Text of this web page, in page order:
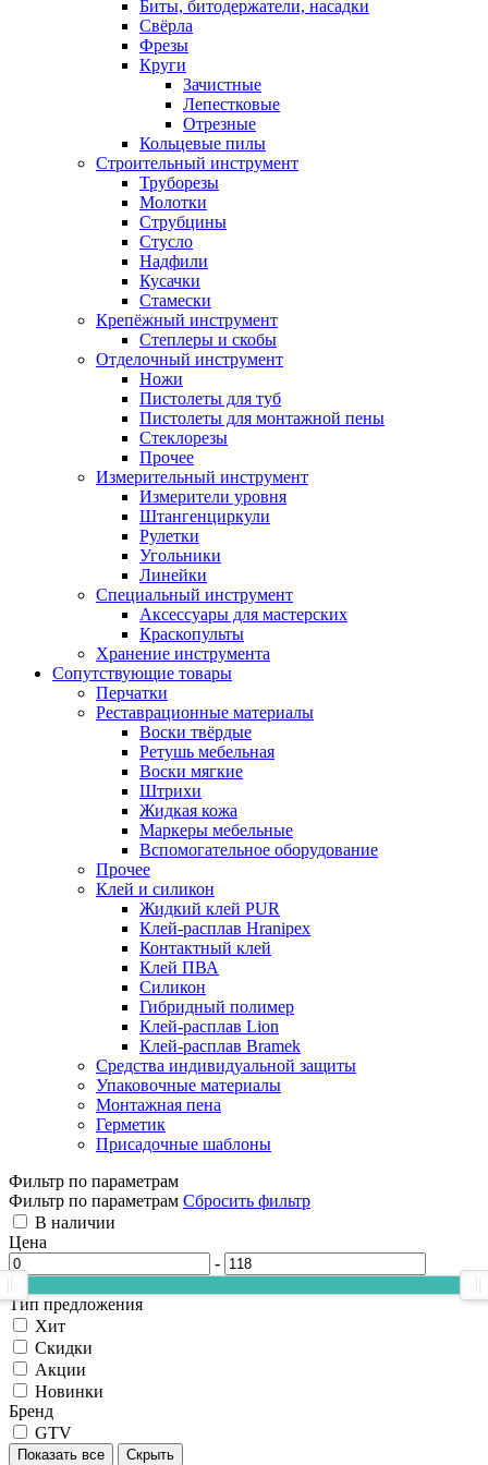
Биты, битодержатели, насадки
Свёрла
Фрезы
Круги
Зачистные
Лепестковые
Отрезные
Кольцевые пилы
Строительный инструмент
Труборезы
Молотки
Струбцины
Стусло
Надфили
Кусачки
Стамески
Крепёжный инструмент
Степлеры и скобы
Отделочный инструмент
Ножи
Пистолеты для туб
Пистолеты для монтажной пены
Стеклорезы
Прочее
Измерительный инструмент
Измерители уровня
Штангенциркули
Рулетки
Угольники
Линейки
Специальный инструмент
Аксессуары для мастерских
Краскопульты
Хранение инструмента
Сопутствующие товары
Перчатки
Реставрационные материалы
Воски твёрдые
Ретушь мебельная
Воски мягкие
Штрихи
Жидкая кожа
Маркеры мебельные
Вспомогательное оборудование
Прочее
Клей и силикон
Жидкий клей PUR
Клей-расплав Hranipex
Контактный клей
Клей ПВА
Силикон
Гибридный полимер
Клей-расплав Lion
Клей-расплав Bramek
Средства индивидуальной защиты
Упаковочные материалы
Монтажная пена
Герметик
Присадочные шаблоны
Фильтр по параметрам
Фильтр по параметрам Сбросить фильтр
В наличии
Цена
-
Тип предложения
Хит
Скидки
Акции
Новинки
Бренд
GTV
Показать все Скрыть